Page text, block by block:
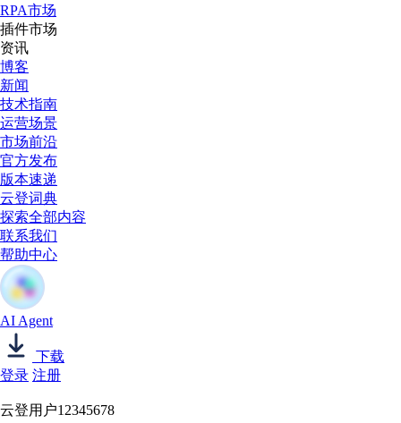
RPA市场
插件市场
资讯
博客
新闻
技术指南
运营场景
市场前沿
官方发布
版本速递
云登词典
探索全部内容
联系我们
帮助中心
AI Agent
下载
登录 注册
云登用户12345678